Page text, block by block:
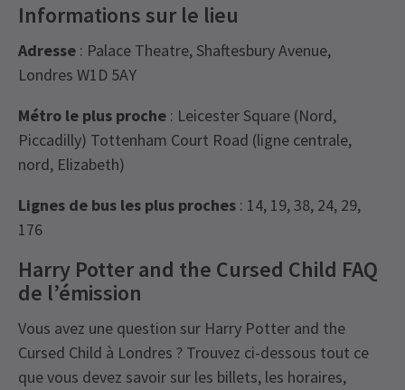
Informations sur le lieu
Adresse : Palace Theatre, Shaftesbury Avenue,
Londres W1D 5AY
Métro le plus proche : Leicester Square (Nord,
Piccadilly) Tottenham Court Road (ligne centrale,
nord, Elizabeth)
Lignes de bus les plus proches : 14, 19, 38, 24, 29,
176
Harry Potter and the Cursed Child FAQ
de l’émission
Vous avez une question sur Harry Potter and the
Cursed Child à Londres ? Trouvez ci-dessous tout ce
que vous devez savoir sur les billets, les horaires,